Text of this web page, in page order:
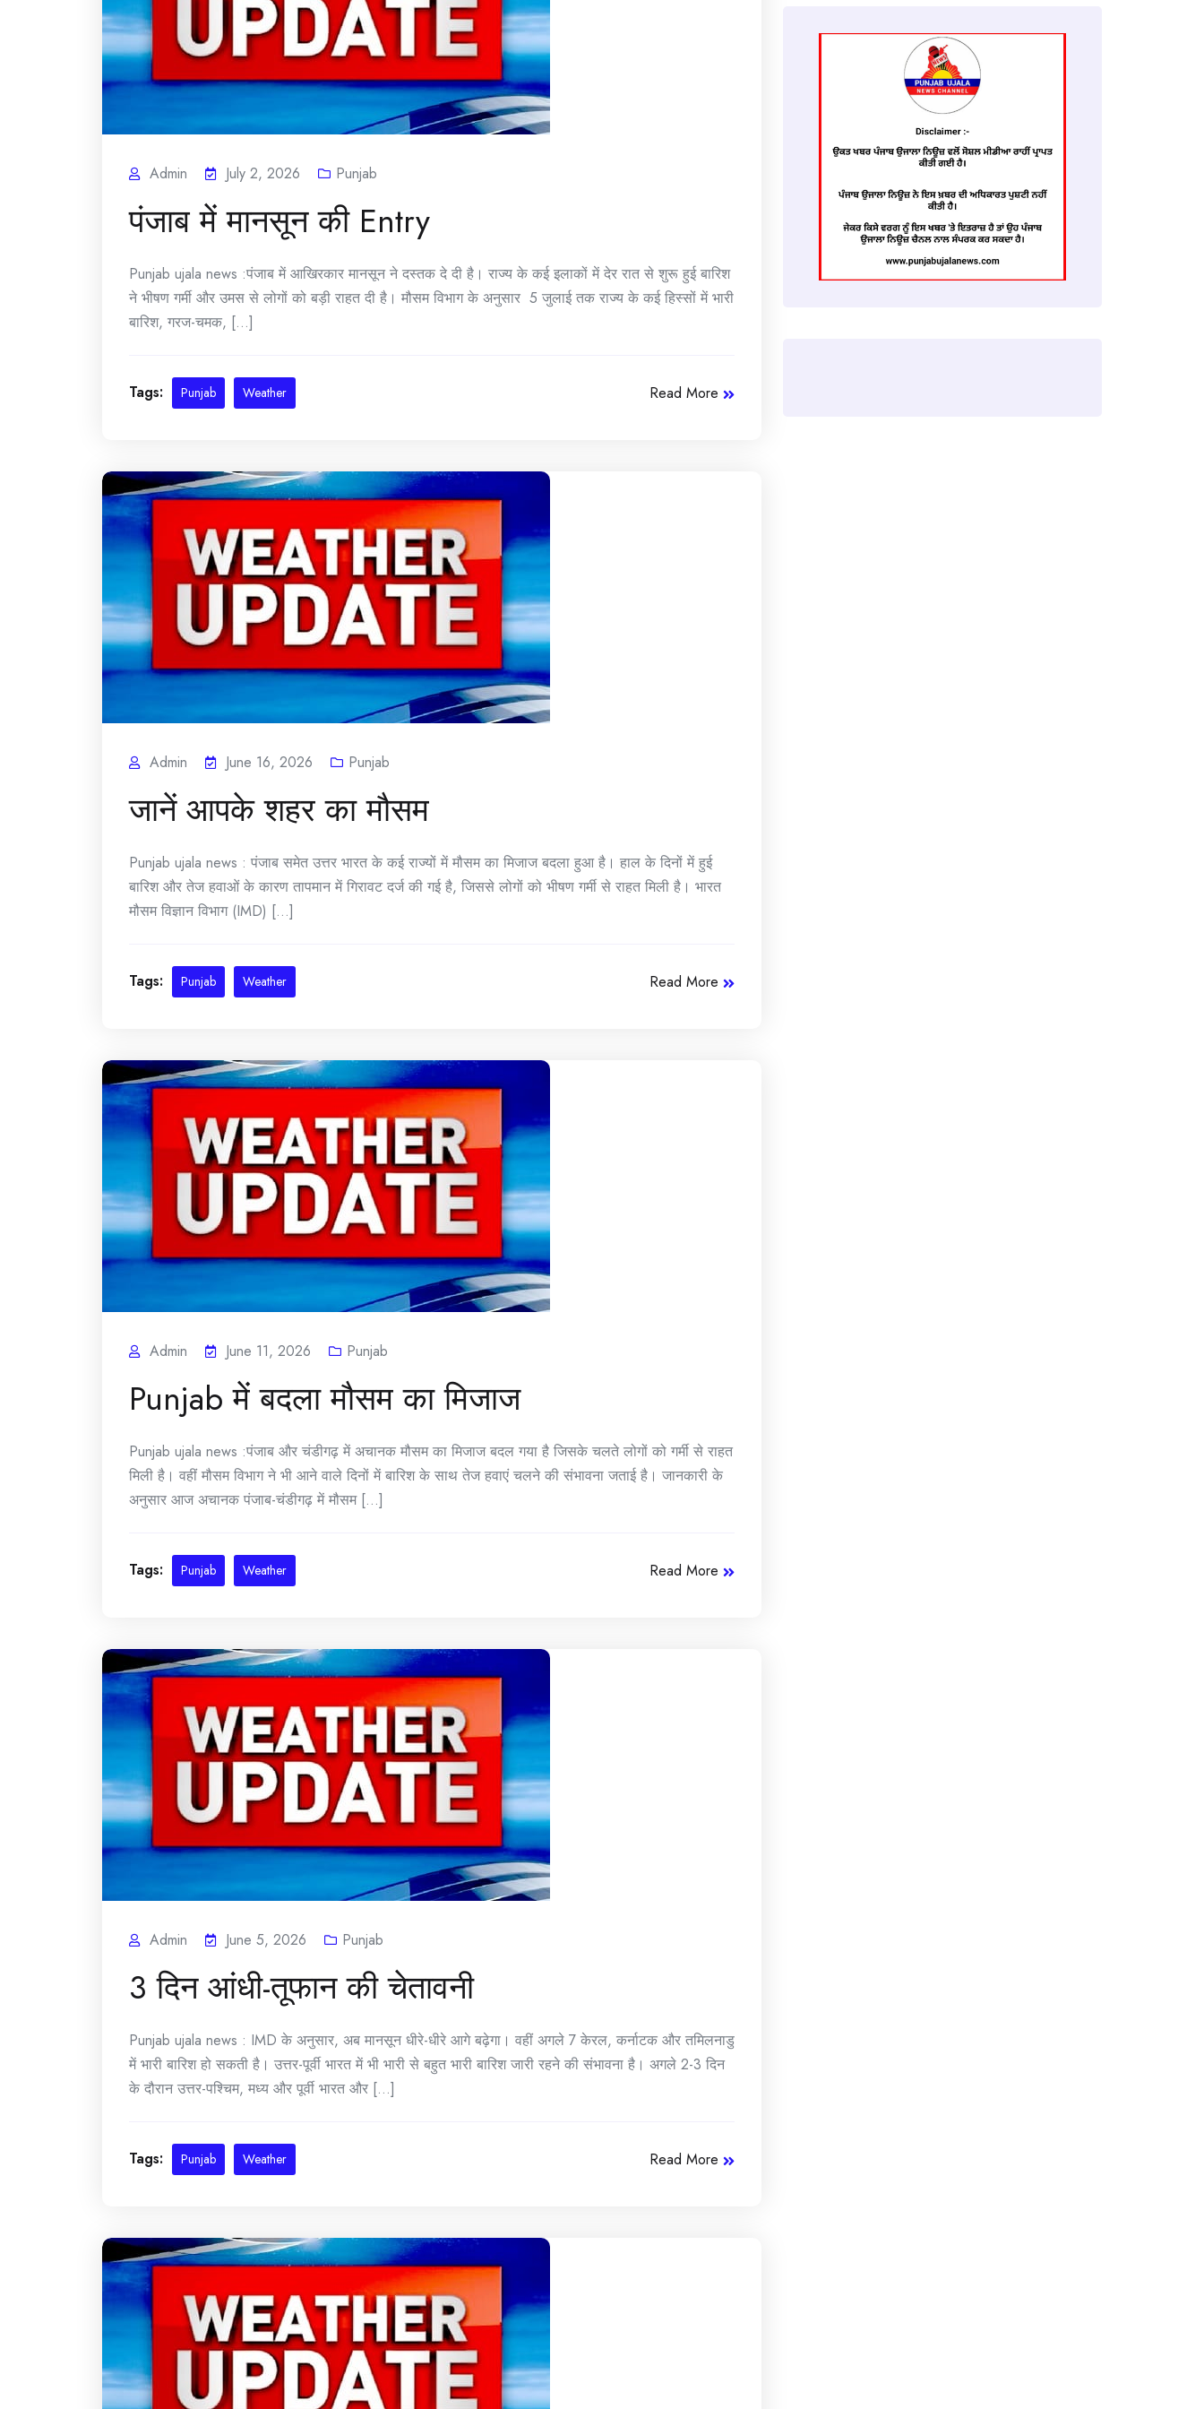
Admin July 2, 2026 Punjab
पंजाब में मानसून की Entry
Punjab ujala news :पंजाब में आखिरकार मानसून ने दस्तक दे दी है। राज्य के कई इलाकों में देर रात से शुरू हुई बारिश
ने भीषण गर्मी और उमस से लोगों को बड़ी राहत दी है। मौसम विभाग के अनुसार 5 जुलाई तक राज्य के कई हिस्सों में भारी
बारिश, गरज-चमक, [...]
Tags: Punjab Weather Read More
Admin June 16, 2026 Punjab
जानें आपके शहर का मौसम
Punjab ujala news : पंजाब समेत उत्तर भारत के कई राज्यों में मौसम का मिजाज बदला हुआ है। हाल के दिनों में हुई
बारिश और तेज हवाओं के कारण तापमान में गिरावट दर्ज की गई है, जिससे लोगों को भीषण गर्मी से राहत मिली है। भारत
मौसम विज्ञान विभाग (IMD) [...]
Tags: Punjab Weather Read More
Admin June 11, 2026 Punjab
Punjab में बदला मौसम का मिजाज
Punjab ujala news :पंजाब और चंडीगढ़ में अचानक मौसम का मिजाज बदल गया है जिसके चलते लोगों को गर्मी से राहत
मिली है। वहीं मौसम विभाग ने भी आने वाले दिनों में बारिश के साथ तेज हवाएं चलने की संभावना जताई है। जानकारी के
अनुसार आज अचानक पंजाब-चंडीगढ़ में मौसम [...]
Tags: Punjab Weather Read More
Admin June 5, 2026 Punjab
3 दिन आंधी-तूफान की चेतावनी
Punjab ujala news : IMD के अनुसार, अब मानसून धीरे-धीरे आगे बढ़ेगा। वहीं अगले 7 केरल, कर्नाटक और तमिलनाडु
में भारी बारिश हो सकती है। उत्तर-पूर्वी भारत में भी भारी से बहुत भारी बारिश जारी रहने की संभावना है। अगले 2-3 दिन
के दौरान उत्तर-पश्चिम, मध्य और पूर्वी भारत और [...]
Tags: Punjab Weather Read More